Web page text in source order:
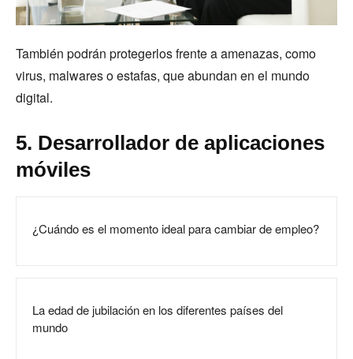
También podrán protegerlos frente a amenazas, como
virus, malwares o estafas, que abundan en el mundo
digital.
5. Desarrollador de aplicaciones
móviles
¿Cuándo es el momento ideal para cambiar de empleo?
La edad de jubilación en los diferentes países del
mundo